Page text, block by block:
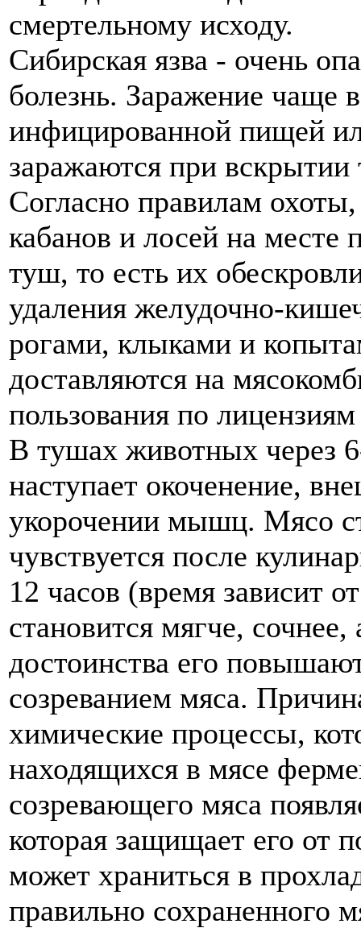
смертельному исходу.
Сибирская язва - очень
болезнь. Заражение чаще
инфицированной пищей
заражаются при
Согласно правилам
кабанов и лосей на месте
туш, то есть их
удаления желудочно-
рогами, клыками и
доставляются на
пользования по
В тушах животных через
наступает окоченение,
укорочении мышц. Мясо
чувствуется после
12 часов (время зависит
становится мягче,
достоинства его
созреванием мяса.
химические процессы,
находящихся в мясе
созревающего мяса
которая защищает его от
может храниться в
правильно сохраненного